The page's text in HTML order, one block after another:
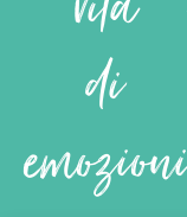
di
emozioni